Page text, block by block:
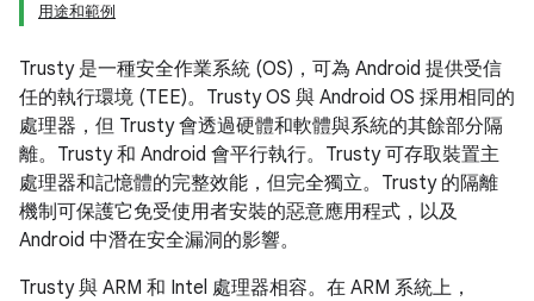
用途和範例
Trusty 是一種安全作業系統 (OS)，可為 Android 提供受信
任的執行環境 (TEE)。Trusty OS 與 Android OS 採用相同的
處理器，但 Trusty 會透過硬體和軟體與系統的其餘部分隔
離。Trusty 和 Android 會平行執行。Trusty 可存取裝置主
處理器和記憶體的完整效能，但完全獨立。Trusty 的隔離
機制可保護它免受使用者安裝的惡意應用程式，以及
Android 中潛在安全漏洞的影響。
Trusty 與 ARM 和 Intel 處理器相容。在 ARM 系統上，